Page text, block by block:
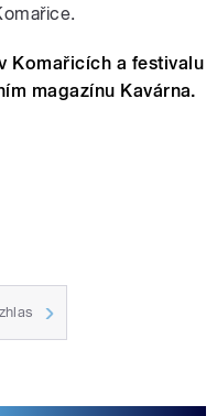
Komařicích a festivalu
magazínu Kavárna.